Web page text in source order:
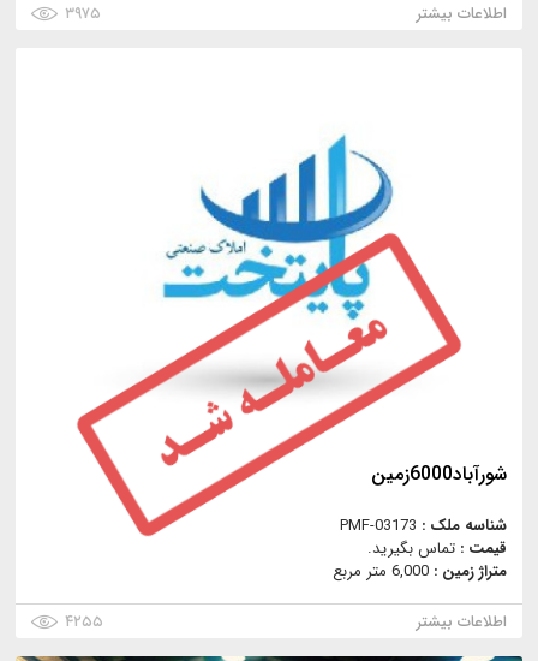
اطلاعات بیشتر
۳۹۷۵
شورآباد6000زمین
شناسه ملک : PMF-03173
قیمت : تماس بگیرید.
متراژ زمین : 6,000 متر مربع
اطلاعات بیشتر
۴۲۵۵